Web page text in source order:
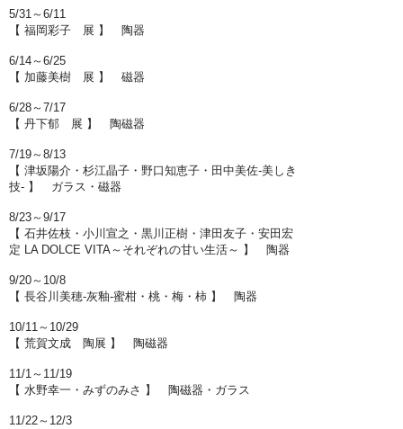
5/31～6/11
【 福岡彩子 展 】 陶器
6/14～6/25
【 加藤美樹 展 】 磁器
6/28～7/17
【 丹下郁 展 】 陶磁器
7/19～8/13
【 津坂陽介・杉江晶子・野口知恵子・田中美佐-美しき
技- 】 ガラス・磁器
8/23～9/17
【 石井佐枝・小川宣之・黒川正樹・津田友子・安田宏
定 LA DOLCE VITA～それぞれの甘い生活～ 】 陶器
9/20～10/8
【 長谷川美穂-灰釉-蜜柑・桃・梅・柿 】 陶器
10/11～10/29
【 荒賀文成 陶展 】 陶磁器
11/1～11/19
【 水野幸一・みずのみさ 】 陶磁器・ガラス
11/22～12/3